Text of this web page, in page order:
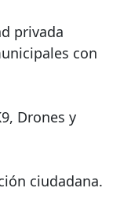
privada
con
Drones y
ciudadana.